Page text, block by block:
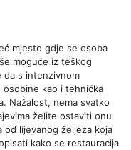
mjesto gdje se osoba
moguće iz teškog
da s intenzivnom
kao i tehnička
Nažalost, nema svatko
želite ostaviti onu
od lijevanog željeza koja
kako se restauracija